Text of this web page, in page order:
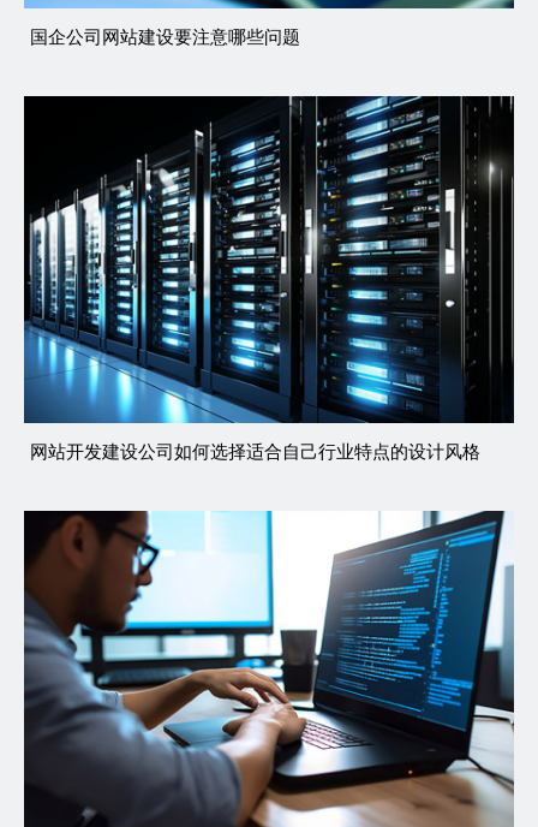
国企公司网站建设要注意哪些问题
网站开发建设公司如何选择适合自己行业特点的设计风格